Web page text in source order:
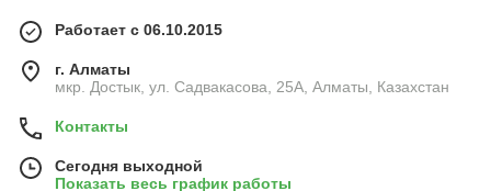
Работает с 06.10.2015
г. Алматы
мкр. Достык, ул. Садвакасова, 25А, Алматы, Казахстан
Контакты
Сегодня выходной
Показать весь график работы